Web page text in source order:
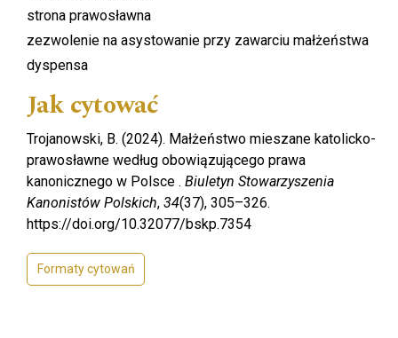
strona prawosławna
zezwolenie na asystowanie przy zawarciu małżeństwa
dyspensa
Jak cytować
Trojanowski, B. (2024). Małżeństwo mieszane katolicko-
prawosławne według obowiązującego prawa
kanonicznego w Polsce . Biuletyn Stowarzyszenia
Kanonistów Polskich, 34(37), 305–326.
https://doi.org/10.32077/bskp.7354
Formaty cytowań